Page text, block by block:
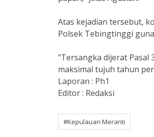
Atas kejadian tersebut,
Polsek Tebingtinggi
"Tersangka dijerat Pasal
maksimal tujuh tahun
Laporan : Ph1
Editor : Redaksi
#Kepulauan Meranti